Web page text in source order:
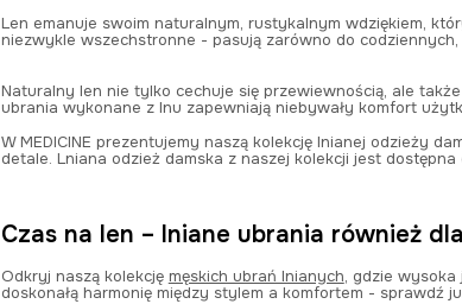
Len emanuje swoim naturalnym, rustykalnym wdziękiem,
niezwykle wszechstronne - pasują zarówno do
Naturalny len nie tylko cechuje się przewiewnością, ale
ubrania wykonane z lnu zapewniają niebywały komfort
W MEDICINE prezentujemy naszą kolekcję lnianej odzieży
detale. Lniana odzież damska z naszej kolekcji jest
Czas na len – lniane ubrania również
Odkryj naszą kolekcję męskich ubrań lnianych, gdzie wysoka
doskonałą harmonię między stylem a komfortem - sprawdź